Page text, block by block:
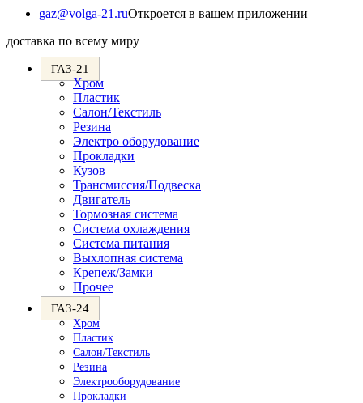
gaz@volga-21.ruОткроется в вашем приложении
доставка по всему миру
ГАЗ-21
Хром
Пластик
Салон/Текстиль
Резина
Электро оборудование
Прокладки
Кузов
Трансмиссия/Подвеска
Двигатель
Тормозная система
Система охлаждения
Система питания
Выхлопная система
Крепеж/Замки
Прочее
ГАЗ-24
Хром
Пластик
Салон/Текстиль
Резина
Электрооборудование
Прокладки